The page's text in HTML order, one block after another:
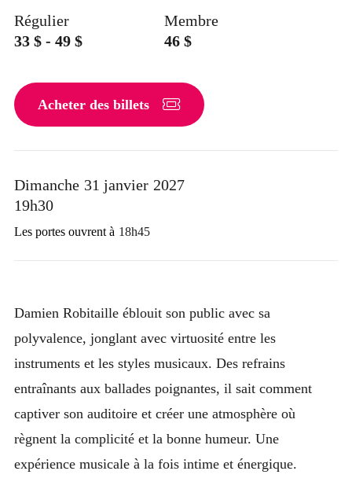
Régulier
33 $ - 49 $
Membre
46 $
Acheter des billets
Dimanche 31 janvier 2027
19h30
Les portes ouvrent à 18h45
Damien Robitaille éblouit son public avec sa
polyvalence, jonglant avec virtuosité entre les
instruments et les styles musicaux. Des refrains
entraînants aux ballades poignantes, il sait comment
captiver son auditoire et créer une atmosphère où
règnent la complicité et la bonne humeur. Une
expérience musicale à la fois intime et énergique.